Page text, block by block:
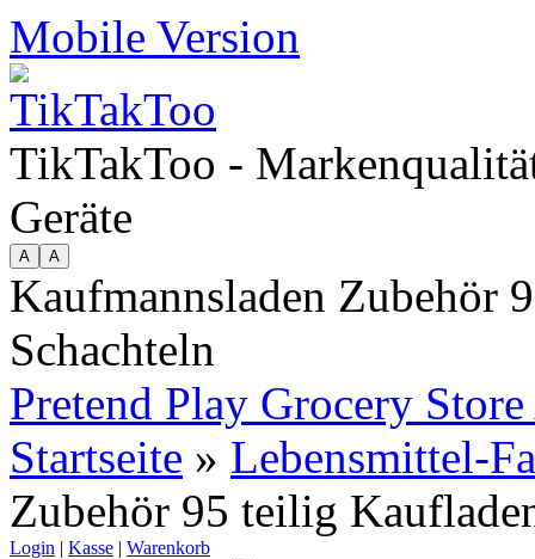
Mobile Version
TikTakToo -
Geräte
Kaufmannsladen Zubehör
Schachteln
Pretend Play Grocery
Startseite » Lebensmittel-
Zubehör 95 teilig
Login | Kasse | Warenkorb